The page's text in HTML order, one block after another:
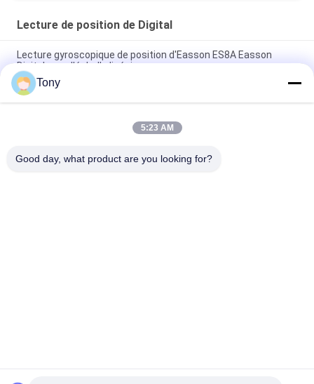
Lecture de position de Digital
Lecture gyroscopique de position d'Easson ES8A Easson
Digital avec l'échelle linéaire
lecture Dro de position de Digital de battitures de 2 axes pour
des machines-outils
2 / lecture linéaire de position de Digital d'échelle de tour de 3
Tony
5:23 AM
Good day, what product are you looking for?